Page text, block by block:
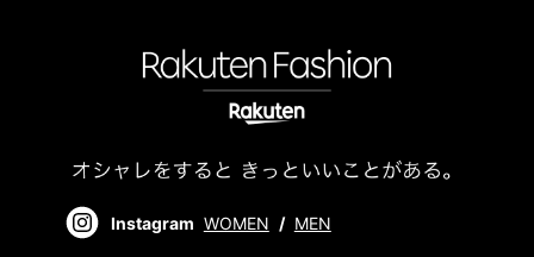
Instagram WOMEN / MEN